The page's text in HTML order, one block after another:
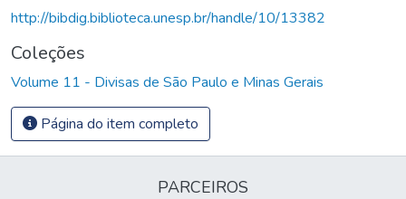
http://bibdig.biblioteca.unesp.br/handle/10/13382
Coleções
Volume 11 - Divisas de São Paulo e Minas Gerais
Página do item completo
PARCEIROS